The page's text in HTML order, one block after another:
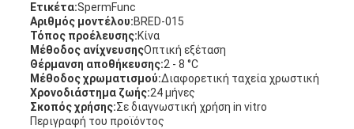
Ετικέτα:SpermFunc
Αριθμός μοντέλου:BRED-015
Τόπος προέλευσης:Κίνα
Μέθοδος ανίχνευσηςΟπτική εξέταση
Θέρμανση αποθήκευσης:2 - 8 °C
Μέθοδος χρωματισμού:Διαφορετική ταχεία χρωστική
Χρονοδιάστημα ζωής:24 μήνες
Σκοπός χρήσης:Σε διαγνωστική χρήση in vitro
Περιγραφή του προϊόντος